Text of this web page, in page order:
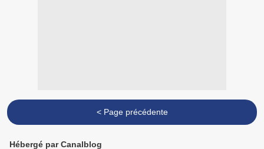
< Page précédente
Hébergé par Canalblog